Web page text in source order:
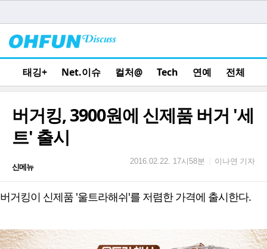
태깅+ Net.이슈 컬처@ Tech 연예 전체
버거킹, 3900원에 신제품 버거 '세
트' 출시
신메뉴
2016.02.22. 17시58분 이나연 기자
버거킹이 신제품 '울트라해쉬'를 저렴한 가격에 출시한다.